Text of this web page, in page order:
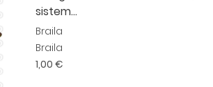
sistem...
Braila
Braila
1,00 €